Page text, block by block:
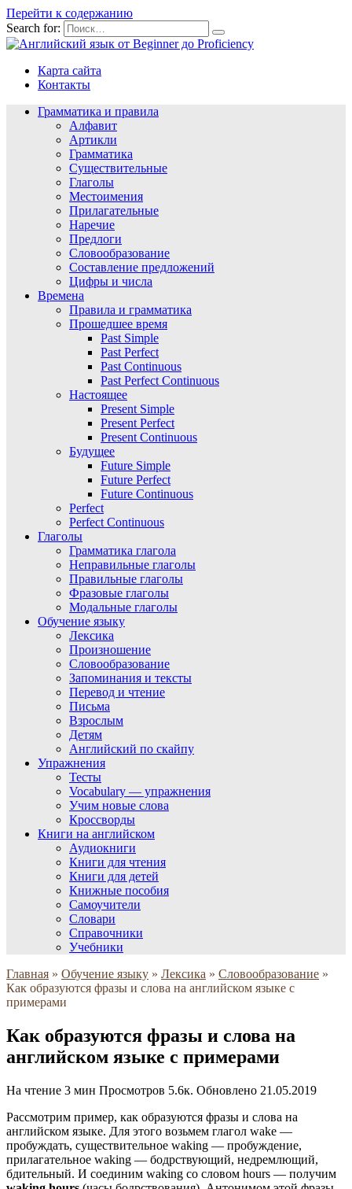
Перейти к содержанию
Search for:
Карта сайта
Контакты
Грамматика и правила
Алфавит
Артикли
Грамматика
Существительные
Глаголы
Местоимения
Прилагательные
Наречие
Предлоги
Словообразование
Составление предложений
Цифры и числа
Времена
Правила и грамматика
Прошедшее время
Past Simple
Past Perfect
Past Continuous
Past Perfect Continuous
Настоящее
Present Simple
Present Perfect
Present Continuous
Будущее
Future Simple
Future Perfect
Future Continuous
Perfect
Perfect Continuous
Глаголы
Грамматика глагола
Неправильные глаголы
Правильные глаголы
Фразовые глаголы
Модальные глаголы
Обучение языку
Лексика
Произношение
Словообразование
Запоминания и тексты
Перевод и чтение
Письма
Взрослым
Детям
Английский по скайпу
Упражнения
Тесты
Vocabulary — упражнения
Учим новые слова
Кроссворды
Книги на английском
Аудиокниги
Книги для чтения
Книги для детей
Книжные пособия
Самоучители
Словари
Справочники
Учебники
Главная » Обучение языку » Лексика » Словообразование »
Как образуются фразы и слова на английском языке с
примерами
Как образуются фразы и слова на
английском языке с примерами
На чтение 3 мин Просмотров 5.6к. Обновлено 21.05.2019
Рассмотрим пример, как образуются фразы и слова на
английском языке. Для этого возьмем глагол wake —
пробуждать, существительное waking — пробуждение,
прилагательное waking — бодрствующий, недремлющий,
бдительный. И соединим waking со словом hours — получим